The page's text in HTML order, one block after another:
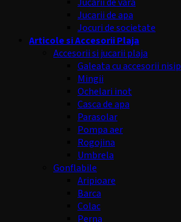
Jucarii de vara
Jucarii de apa
Jocuri de societate
Articole si Accesorii Plaja
Accesorii si jucarii plaja
Galeata cu accesorii nisip
Mingii
Ochelari inot
Casca de apa
Parasolar
Pompa aer
Rogojina
Umbrela
Gonflabile
Aripioare
Barca
Colac
Perna